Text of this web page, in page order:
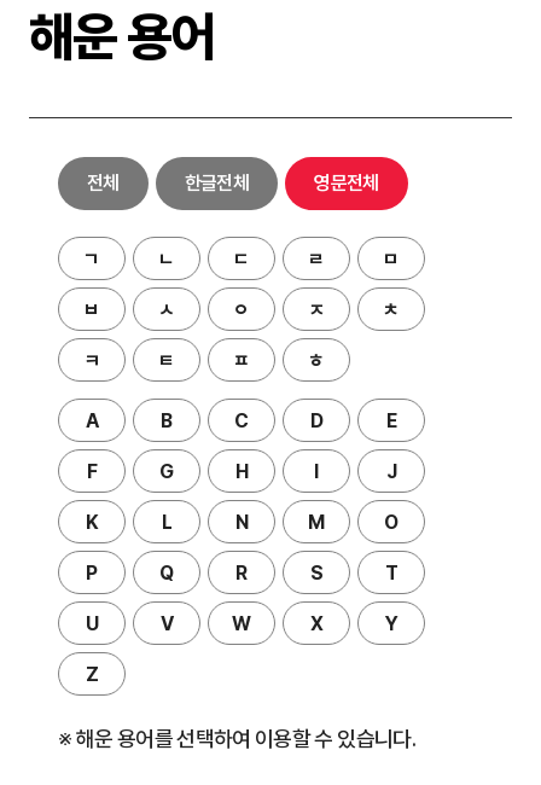
해운 용어
전체 한글전체 영문전체
ㄱ ㄴ ㄷ ㄹ ㅁ
ㅂ ㅅ ㅇ ㅈ ㅊ
ㅋ ㅌ ㅍ ㅎ
A B C D E
F G H I J
K L N M O
P Q R S T
U V W X Y
Z
※ 해운 용어를 선택하여 이용할 수 있습니다.